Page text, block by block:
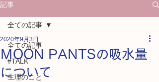
記事
全ての記事
#TALK
生理のこと
全ての記事
ＭOON PANTSの吸水量
について
2020年9月3日